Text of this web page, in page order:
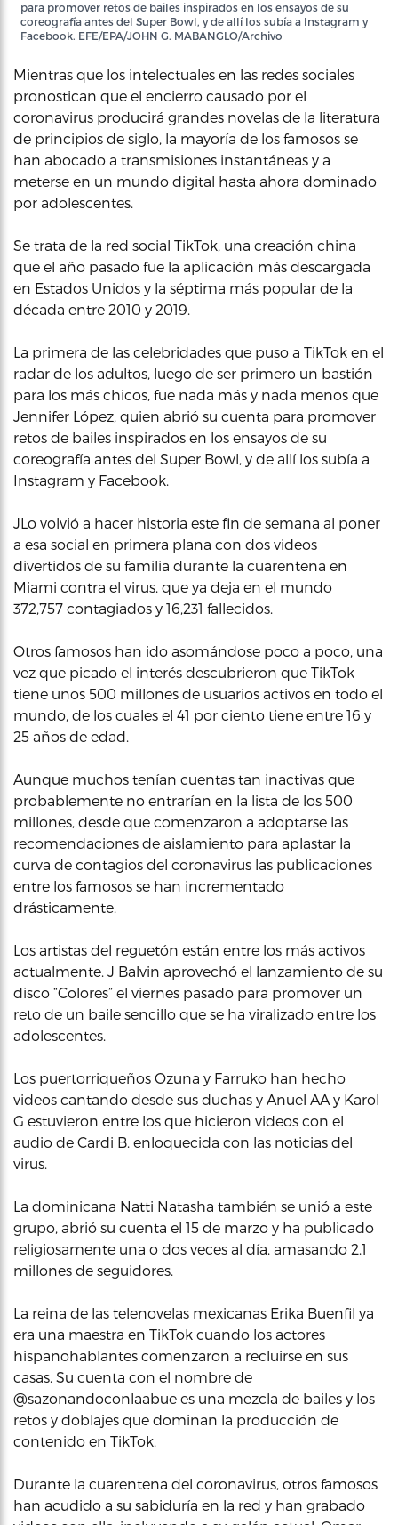
para promover retos de bailes inspirados en los ensayos de su
coreografía antes del Super Bowl, y de allí los subía a Instagram y
Facebook. EFE/EPA/JOHN G. MABANGLO/Archivo
Mientras que los intelectuales en las redes sociales
pronostican que el encierro causado por el
coronavirus producirá grandes novelas de la literatura
de principios de siglo, la mayoría de los famosos se
han abocado a transmisiones instantáneas y a
meterse en un mundo digital hasta ahora dominado
por adolescentes.
Se trata de la red social TikTok, una creación china
que el año pasado fue la aplicación más descargada
en Estados Unidos y la séptima más popular de la
década entre 2010 y 2019.
La primera de las celebridades que puso a TikTok en el
radar de los adultos, luego de ser primero un bastión
para los más chicos, fue nada más y nada menos que
Jennifer López, quien abrió su cuenta para promover
retos de bailes inspirados en los ensayos de su
coreografía antes del Super Bowl, y de allí los subía a
Instagram y Facebook.
JLo volvió a hacer historia este fin de semana al poner
a esa social en primera plana con dos videos
divertidos de su familia durante la cuarentena en
Miami contra el virus, que ya deja en el mundo
372,757 contagiados y 16,231 fallecidos.
Otros famosos han ido asomándose poco a poco, una
vez que picado el interés descubrieron que TikTok
tiene unos 500 millones de usuarios activos en todo el
mundo, de los cuales el 41 por ciento tiene entre 16 y
25 años de edad.
Aunque muchos tenían cuentas tan inactivas que
probablemente no entrarían en la lista de los 500
millones, desde que comenzaron a adoptarse las
recomendaciones de aislamiento para aplastar la
curva de contagios del coronavirus las publicaciones
entre los famosos se han incrementado
drásticamente.
Los artistas del reguetón están entre los más activos
actualmente. J Balvin aprovechó el lanzamiento de su
disco “Colores” el viernes pasado para promover un
reto de un baile sencillo que se ha viralizado entre los
adolescentes.
Los puertorriqueños Ozuna y Farruko han hecho
videos cantando desde sus duchas y Anuel AA y Karol
G estuvieron entre los que hicieron videos con el
audio de Cardi B. enloquecida con las noticias del
virus.
La dominicana Natti Natasha también se unió a este
grupo, abrió su cuenta el 15 de marzo y ha publicado
religiosamente una o dos veces al día, amasando 2.1
millones de seguidores.
La reina de las telenovelas mexicanas Erika Buenfil ya
era una maestra en TikTok cuando los actores
hispanohablantes comenzaron a recluirse en sus
casas. Su cuenta con el nombre de
@sazonandoconlaabue es una mezcla de bailes y los
retos y doblajes que dominan la producción de
contenido en TikTok.
Durante la cuarentena del coronavirus, otros famosos
han acudido a su sabiduría en la red y han grabado